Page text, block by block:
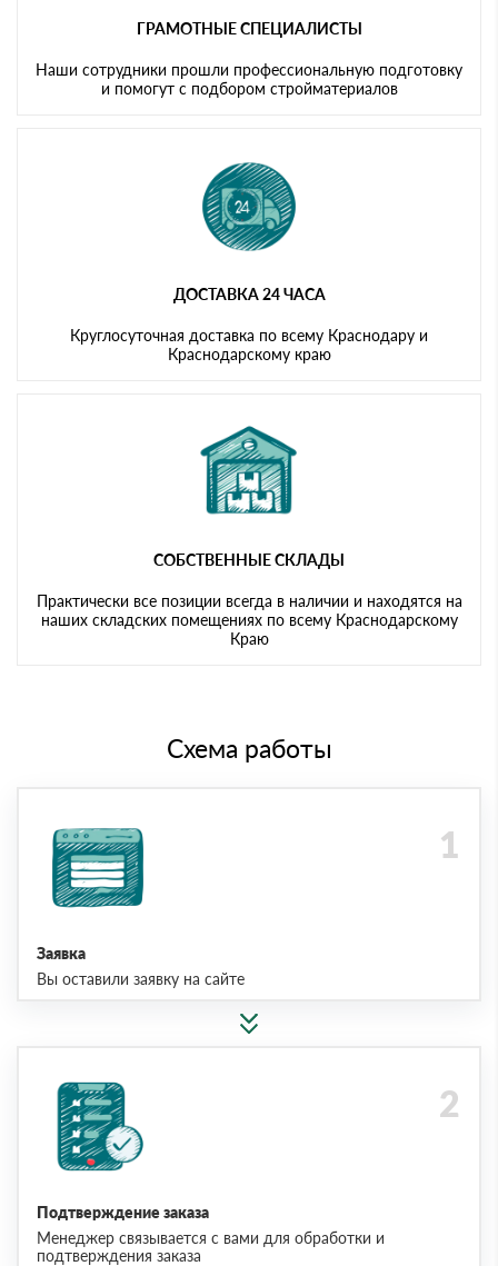
ГРАМОТНЫЕ СПЕЦИАЛИСТЫ
Наши сотрудники прошли профессиональную подготовку
и помогут с подбором стройматериалов
ДОСТАВКА 24 ЧАСА
Круглосуточная доставка по всему Краснодару и
Краснодарскому краю
СОБСТВЕННЫЕ СКЛАДЫ
Практически все позиции всегда в наличии и находятся на
наших складских помещениях по всему Краснодарскому
Краю
Схема работы
Заявка
Вы оставили заявку на сайте
Подтверждение заказа
Менеджер связывается с вами для обработки и
подтверждения заказа